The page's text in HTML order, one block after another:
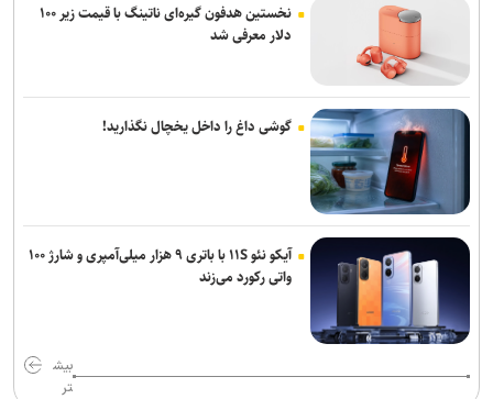
نخستین هدفون گیره‌ای ناتینگ با قیمت زیر ۱۰۰
دلار معرفی شد
گوشی داغ را داخل یخچال نگذارید!
آیکو نئو ۱۱S با باتری ۹ هزار میلی‌آمپری و شارژ ۱۰۰
واتی رکورد می‌زند
بیش
تر